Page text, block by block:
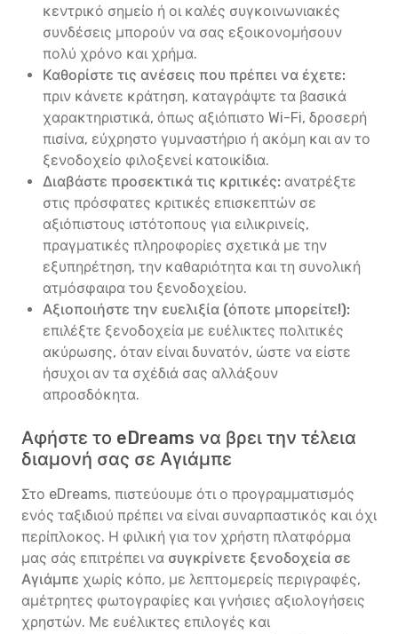
κεντρικό σημείο ή οι καλές συγκοινωνιακές
συνδέσεις μπορούν να σας εξοικονομήσουν
πολύ χρόνο και χρήμα.
Καθορίστε τις ανέσεις που πρέπει να έχετε:
πριν κάνετε κράτηση, καταγράψτε τα βασικά
χαρακτηριστικά, όπως αξιόπιστο Wi-Fi, δροσερή
πισίνα, εύχρηστο γυμναστήριο ή ακόμη και αν το
ξενοδοχείο φιλοξενεί κατοικίδια.
Διαβάστε προσεκτικά τις κριτικές: ανατρέξτε
στις πρόσφατες κριτικές επισκεπτών σε
αξιόπιστους ιστότοπους για ειλικρινείς,
πραγματικές πληροφορίες σχετικά με την
εξυπηρέτηση, την καθαριότητα και τη συνολική
ατμόσφαιρα του ξενοδοχείου.
Αξιοποιήστε την ευελιξία (όποτε μπορείτε!):
επιλέξτε ξενοδοχεία με ευέλικτες πολιτικές
ακύρωσης, όταν είναι δυνατόν, ώστε να είστε
ήσυχοι αν τα σχέδιά σας αλλάξουν
απροσδόκητα.
Αφήστε το eDreams να βρει την τέλεια
διαμονή σας σε Αγιάμπε
Στο eDreams, πιστεύουμε ότι ο προγραμματισμός
ενός ταξιδιού πρέπει να είναι συναρπαστικός και όχι
περίπλοκος. Η φιλική για τον χρήστη πλατφόρμα
μας σάς επιτρέπει να συγκρίνετε ξενοδοχεία σε
Αγιάμπε χωρίς κόπο, με λεπτομερείς περιγραφές,
αμέτρητες φωτογραφίες και γνήσιες αξιολογήσεις
χρηστών. Με ευέλικτες επιλογές και